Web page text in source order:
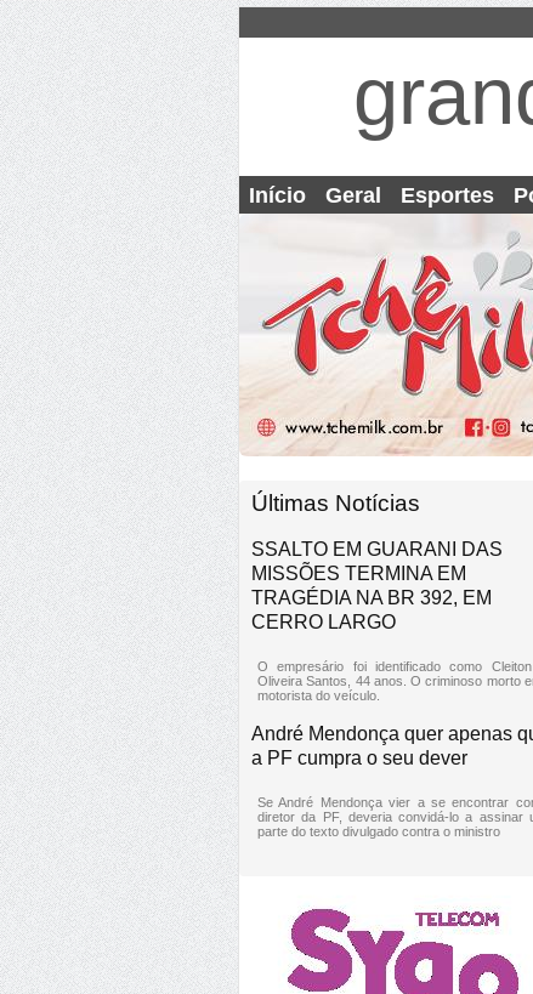
Início Geral Esportes
Últimas Notícias
SSALTO EM GUARANI DAS
MISSÕES TERMINA EM
TRAGÉDIA NA BR 392, EM
CERRO LARGO
O empresário foi identificado como
Oliveira Santos, 44 anos. O criminoso morto
motorista do veículo.
André Mendonça quer apenas
a PF cumpra o seu dever
Se André Mendonça vier a se encontrar
diretor da PF, deveria convidá-lo a assinar
parte do texto divulgado contra o ministro